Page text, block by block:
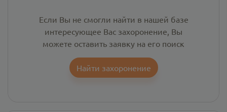
Если Вы не смогли найти в нашей базе
интересующее Вас захоронение, Вы
можете оставить заявку на его поиск
Найти захоронение